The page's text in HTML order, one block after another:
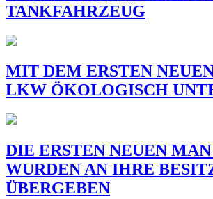
TANKFAHRZEUG
MIT DEM ERSTEN
LKW ÖKOLOGISCH
DIE ERSTEN NEUEN
WURDEN AN IHRE
ÜBERGEBEN